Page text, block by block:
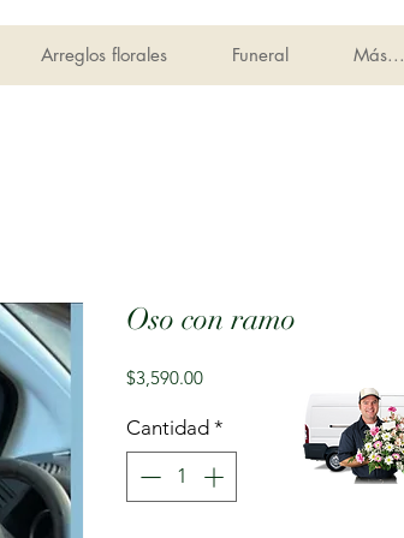
Arreglos florales Funeral Más...
Oso con ramo
$3,590.00Precio
Cantidad *